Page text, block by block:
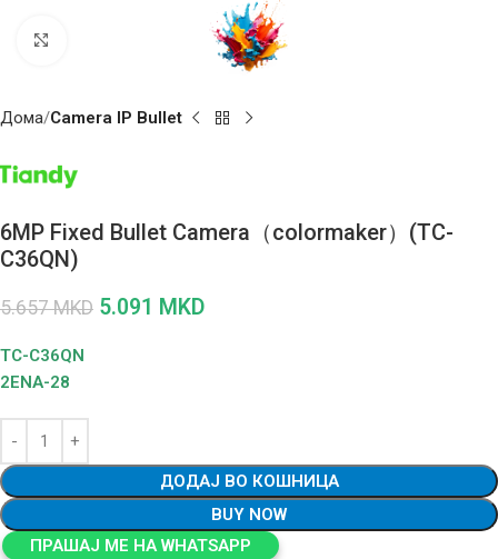
Дома Camera IP Bullet
6MP Fixed Bullet Camera（colormaker）(TC-
C36QN)
5.657MKD 5.091 MKD
TC-C36QN
2ENA-28
ДОДАЈ ВО КОШНИЦА
BUY NOW
ПРАШАЈ МЕ НА WHATSAPP